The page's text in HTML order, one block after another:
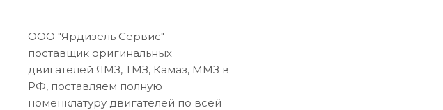
ООО "Ярдизель Сервис" -
поставщик оригинальных
двигателей ЯМЗ, ТМЗ, Камаз, ММЗ в
РФ, поставляем полную
номенклатуру двигателей по всей